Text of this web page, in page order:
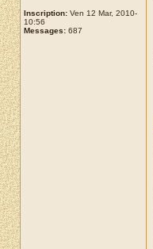
Inscription: Ven 12 Mar, 2010-
10:56
Messages: 687